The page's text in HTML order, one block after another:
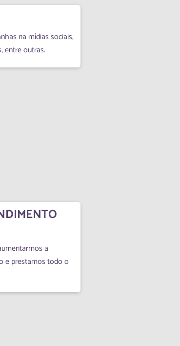
na mídias sociais,
entre outras.
a
e prestamos todo o